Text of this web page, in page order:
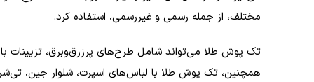
مختلف، از جمله رسمی و غیررسمی، استفاده کرد.
تک پوش طلا می‌تواند شامل طرح‌های پرزرق‌وبرق، تزیینات
همچنین، تک پوش طلا با لباس‌های اسپرت، شلوار جین،